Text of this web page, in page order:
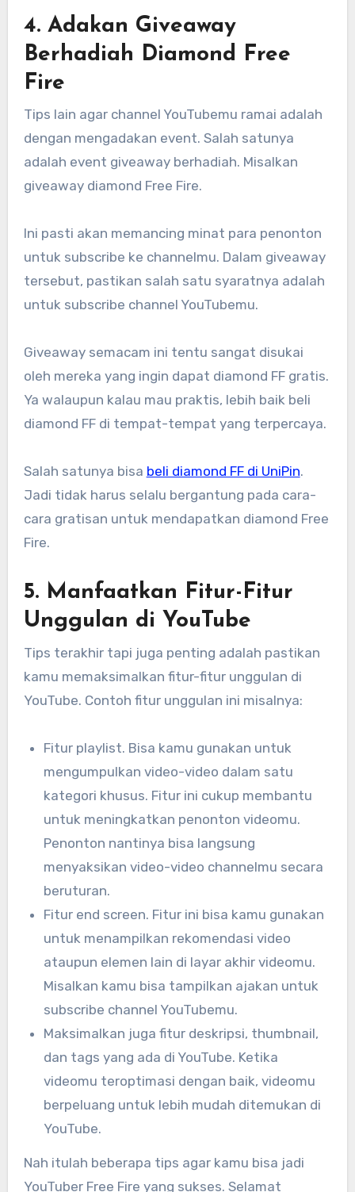
4. Adakan Giveaway
Berhadiah Diamond Free
Fire
Tips lain agar channel YouTubemu ramai adalah
dengan mengadakan event. Salah satunya
adalah event giveaway berhadiah. Misalkan
giveaway diamond Free Fire.
Ini pasti akan memancing minat para penonton
untuk subscribe ke channelmu. Dalam giveaway
tersebut, pastikan salah satu syaratnya adalah
untuk subscribe channel YouTubemu.
Giveaway semacam ini tentu sangat disukai
oleh mereka yang ingin dapat diamond FF gratis.
Ya walaupun kalau mau praktis, lebih baik beli
diamond FF di tempat-tempat yang terpercaya.
Salah satunya bisa beli diamond FF di UniPin.
Jadi tidak harus selalu bergantung pada cara-
cara gratisan untuk mendapatkan diamond Free
Fire.
5. Manfaatkan Fitur-Fitur
Unggulan di YouTube
Tips terakhir tapi juga penting adalah pastikan
kamu memaksimalkan fitur-fitur unggulan di
YouTube. Contoh fitur unggulan ini misalnya:
Fitur playlist. Bisa kamu gunakan untuk
mengumpulkan video-video dalam satu
kategori khusus. Fitur ini cukup membantu
untuk meningkatkan penonton videomu.
Penonton nantinya bisa langsung
menyaksikan video-video channelmu secara
beruturan.
Fitur end screen. Fitur ini bisa kamu gunakan
untuk menampilkan rekomendasi video
ataupun elemen lain di layar akhir videomu.
Misalkan kamu bisa tampilkan ajakan untuk
subscribe channel YouTubemu.
Maksimalkan juga fitur deskripsi, thumbnail,
dan tags yang ada di YouTube. Ketika
videomu teroptimasi dengan baik, videomu
berpeluang untuk lebih mudah ditemukan di
YouTube.
Nah itulah beberapa tips agar kamu bisa jadi
YouTuber Free Fire yang sukses. Selamat